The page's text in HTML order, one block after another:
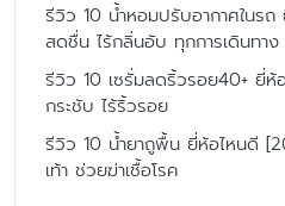
รีวิว 10 น้ำหอมปรับอากาศในร
สดชื่น ไร้กลิ่นอับ ทุกการเดินทาง
รีวิว 10 เซรั่มลดริ้วรอย40+ ยี่
กระชับ ไร้ริ้วรอย
รีวิว 10 น้ำยาถูพื้น ยี่ห้อไหนดี
เท้า ช่วยฆ่าเชื้อโรค